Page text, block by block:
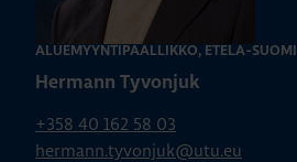
ALUEMYYNTIPÄÄLLIKKÖ, ETELÄ-SUOMI
Hermann Tyvonjuk
+358 40 162 58 03
hermann.tyvonjuk@utu.eu